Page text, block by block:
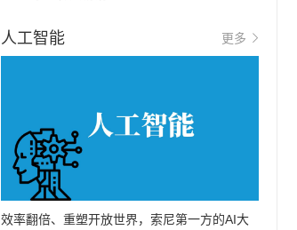
人工智能 更多
效率翻倍、重塑开放世界，索尼第一方的AI大